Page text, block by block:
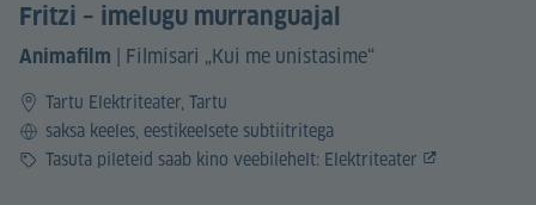
Fritzi – imelugu murranguajal
Animafilm | Filmisari „Kui me unistasime“
Tartu Elektriteater, Tartu
Keelsaksa keeles, eestikeelsete subtiitritega
HindTasuta pileteid saab kino veebilehelt: Elektriteater